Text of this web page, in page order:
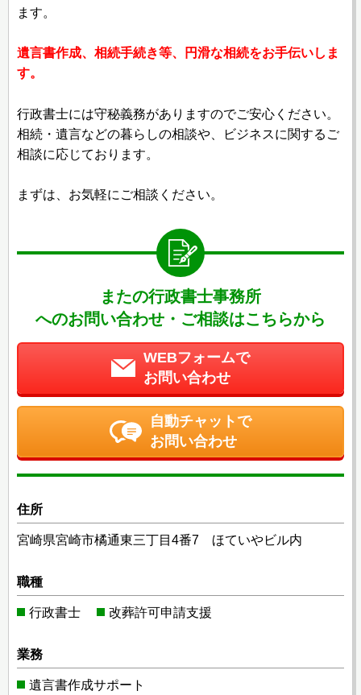
ます。
遺言書作成、相続手続き等、円滑な相続をお手伝いしま
す。
行政書士には守秘義務がありますのでご安心ください。
相続・遺言などの暮らしの相談や、ビジネスに関するご
相談に応じております。
まずは、お気軽にご相談ください。
またの行政書士事務所
へのお問い合わせ・ご相談はこちらから
WEBフォームで
お問い合わせ
自動チャットで
お問い合わせ
住所
宮崎県宮崎市橘通東三丁目4番7 ほていやビル内
職種
行政書士 改葬許可申請支援
業務
遺言書作成サポート